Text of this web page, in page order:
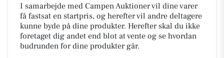
I samarbejde med Campen Auktioner vil dine varer
få fastsat en startpris, og herefter vil andre deltagere
kunne byde på dine produkter. Herefter skal du ikke
foretaget dig andet end blot at vente og se hvordan
budrunden for dine produkter går.